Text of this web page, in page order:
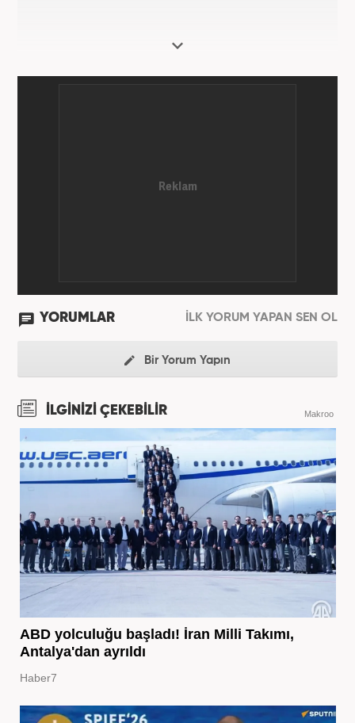
YORUMLAR İLK YORUM YAPAN SEN OL
Bir Yorum Yapın
İLGİNİZİ ÇEKEBİLİR Makroo
ABD yolculuğu başladı! İran Milli Takımı,
Antalya'dan ayrıldı
Haber7